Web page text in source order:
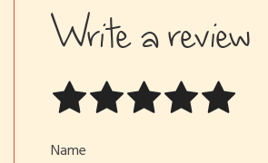
Write a review
Name